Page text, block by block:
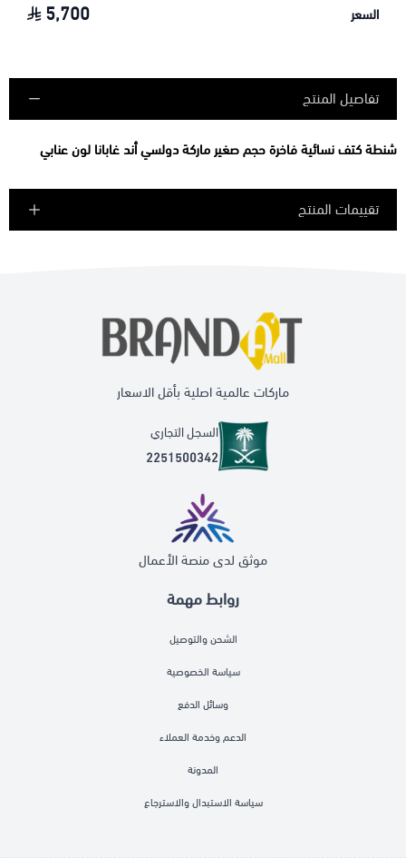
السعر 5,700
تفاصيل المنتج
شنطة كتف نسائية فاخرة حجم صغير ماركة دولسي أند غابانا لون عنابي
تقييمات المنتج
روابط مهمة
الشحن والتوصيل
سياسة الخصوصية
وسائل الدفع
الدعم وخدمة العملاء
المدونة
سياسة الاستبدال والاسترجاع
ماركات عالمية اصلية بأقل الاسعار
السجل التجاري
2251500342
موثق لدى منصة الأعمال